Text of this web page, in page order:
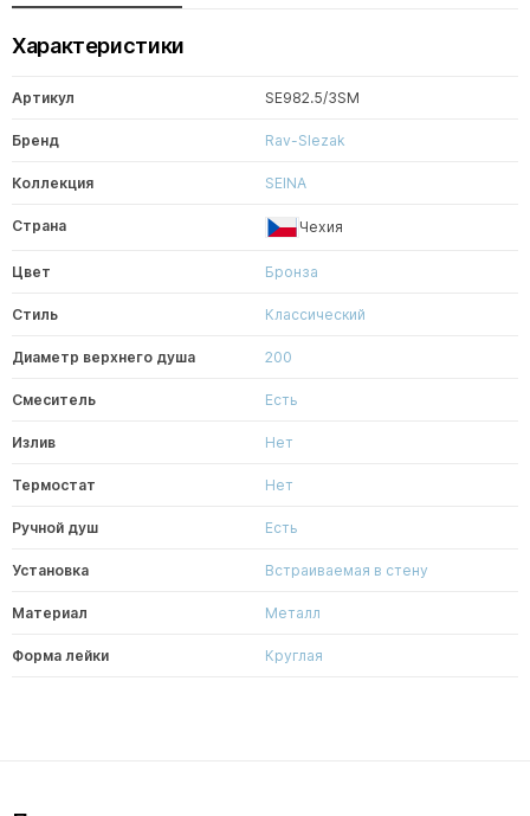
Характеристики
Артикул SE982.5/3SM
Бренд Rav-Slezak
Коллекция SEINA
Страна Чехия
Цвет Бронза
Стиль Классический
Диаметр верхнего душа 200
Смеситель Есть
Излив Нет
Термостат Нет
Ручной душ Есть
Установка Встраиваемая в стену
Материал Металл
Форма лейки Круглая